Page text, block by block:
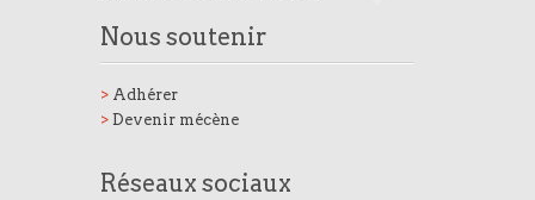
Nous soutenir
> Adhérer
> Devenir mécène
Réseaux sociaux